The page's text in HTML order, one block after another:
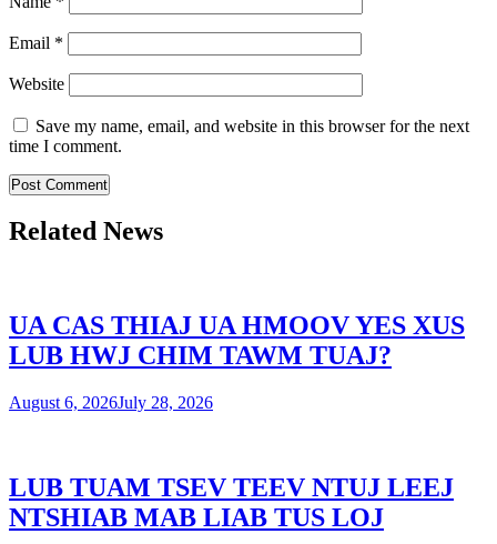
Email *
Website
Save my name, email, and website in this browser for the next
time I comment.
Related News
UA CAS THIAJ UA HMOOV YES XUS
LUB HWJ CHIM TAWM TUAJ?
August 6, 2026July 28, 2026
LUB TUAM TSEV TEEV NTUJ LEEJ
NTSHIAB MAB LIAB TUS LOJ